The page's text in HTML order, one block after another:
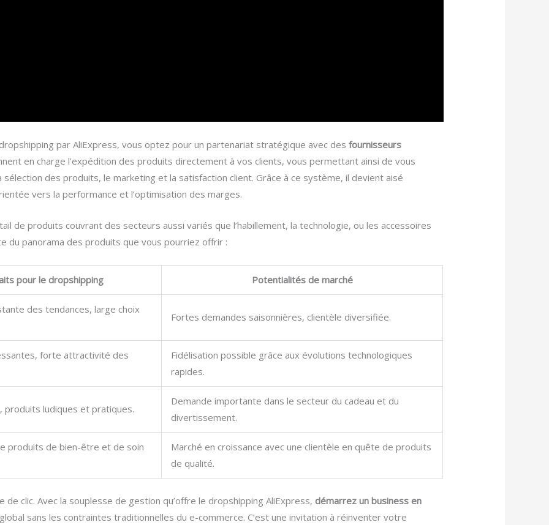
par AliExpress, vous optez pour un partenariat stratégique avec desfournisseurs
en charge l’expédition des produits directement à vos clients, vous permettant ainsi de vous
des produits, le marketing et la satisfaction client. Grâce à ce système, il devient aisé
vers la performance et l’optimisation des marges.
de produits couvrant des secteurs aussi variés que l’habillement, la technologie, ou les accessoires
du panorama des produits que vous pourriez offrir :
pour le dropshipping Potentialités de marché
des tendances, large choix
Fortes demandes saisonnières, clientèle diversifiée.
forte attractivité des
Fidélisation possible grâce aux évolutions technologiques
rapides.
produits ludiques et pratiques.
Demande importante dans le secteur du cadeau et du
divertissement.
produits de bien-être et de soin
Marché en croissance avec une clientèle en quête de produits
de qualité.
clic. Avec la souplesse de gestion qu’offre le dropshipping AliExpress,démarrez un business en
sans les contraintes traditionnelles du e-commerce. C’est une invitation à réinventer votre